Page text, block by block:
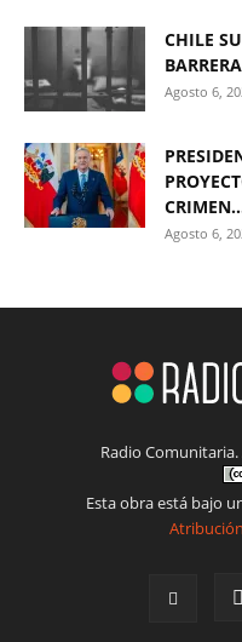
CHILE
Agosto 6,
Agosto 6,
Radio
Esta obra está bajo